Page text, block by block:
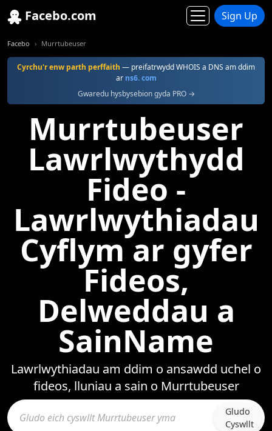
Facebo.com Sign Up
Facebo Murrtubeuser
Cyrchu'r enw parth perffaith — preifatrwydd WHOIS a DNS am ddim
ar ns6. com
Gwaredu hysbysebion gyda PRO →
Murrtubeuser
Lawrlwythydd
Fideo -
Lawrlwythiadau
Cyflym ar gyfer
Fideos,
Delweddau a
SainName
Lawrlwythiadau am ddim o ansawdd uchel o
fideos, lluniau a sain o Murrtubeuser
Gludo
Cyswllt